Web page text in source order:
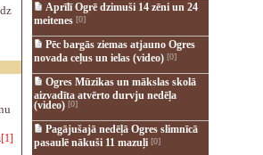
[1]
Aprīlī Ogrē dzimuši 14 zēni un 24
meitenes [0]
Pēc bargās ziemas atjauno Ogres
novada ceļus un ielas (video)[0]
Ogres Mūzikas un mākslas skolā
aizvadīta atvērto durvju nedēļa
(video)[0]
Pagājušajā nedēļā Ogres slimnīcā
pasaulē nākuši 11 mazuļi[0]